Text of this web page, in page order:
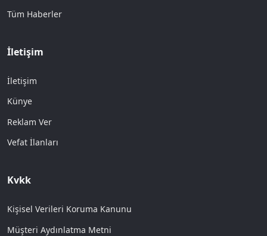
Tüm Haberler
İletişim
İletişim
Künye
Reklam Ver
Vefat İlanları
Kvkk
Kişisel Verileri Koruma Kanunu
Müşteri Aydınlatma Metni